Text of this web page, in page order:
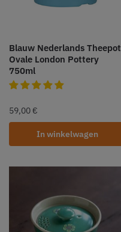
Blauw Nederlands Theepot
Ovale London Pottery
750ml
59,00 €
In winkelwagen